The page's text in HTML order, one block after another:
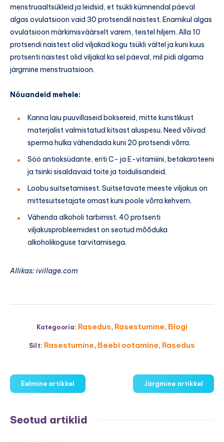
menstruaaltsükleid ja leidsid, et tsükli kümnendal päeval
algas ovulatsioon vaid 30 protsendil naistest. Enamikul algas
ovulatsioon märkimisväärselt varem, teistel hiljem. Alla 10
protsendi naistest olid viljakad kogu tsükli vältel ja kuni kuus
protsenti naistest olid viljakal ka sel päeval, mil pidi algama
järgmine menstruatsioon.
Nõuandeid mehele:
Kanna laiu puuvillaseid boksereid, mitte kunstlikust
materjalist valmistatud kitsast aluspesu. Need võivad
sperma hulka vähendada kuni 20 protsendi võrra.
Söö antioksüdante, eriti C- ja E-vitamiini, betakaroteeni
ja tsinki sisaldavaid toite ja toidulisandeid.
Loobu suitsetamisest. Suitsetavate meeste viljakus on
mittesuitsetajate omast kuni poole võrra kehvem.
Vähenda alkoholi tarbimist. 40 protsenti
viljakusprobleemidest on seotud mõõduka
alkoholikoguse tarvitamisega.
Allikas: ivillage.com
Kategooria: Rasedus, Rasestumine, Blogi
Silt: Rasestumine, Beebi ootamine, Rasedus
Eelmine artikkel Järgmine artikkel
Seotud artiklid